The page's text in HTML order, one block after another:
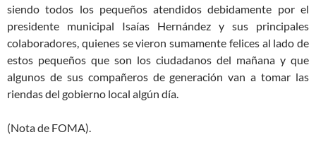
siendo todos los pequeños atendidos debidamente por el
presidente municipal Isaías Hernández y sus principales
colaboradores, quienes se vieron sumamente felices al lado de
estos pequeños que son los ciudadanos del mañana y que
algunos de sus compañeros de generación van a tomar las
riendas del gobierno local algún día.
(Nota de FOMA).